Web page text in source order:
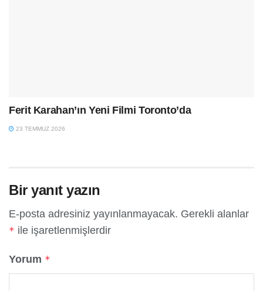
Ferit Karahan’ın Yeni Filmi Toronto’da
23 TEMMUZ 2026
Bir yanıt yazın
E-posta adresiniz yayınlanmayacak. Gerekli alanlar
* ile işaretlenmişlerdir
Yorum *